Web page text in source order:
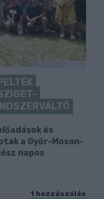
és
a Győr-Moson-
napos
1 hozzászólás